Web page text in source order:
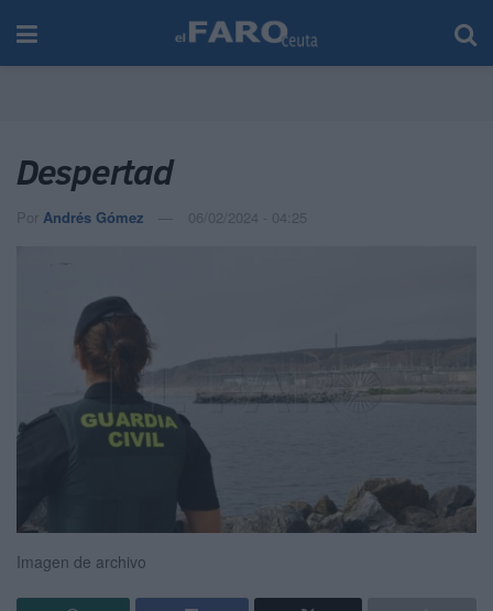
Despertad
Por Andrés Gómez 06/02/2024 - 04:25
Imagen de archivo